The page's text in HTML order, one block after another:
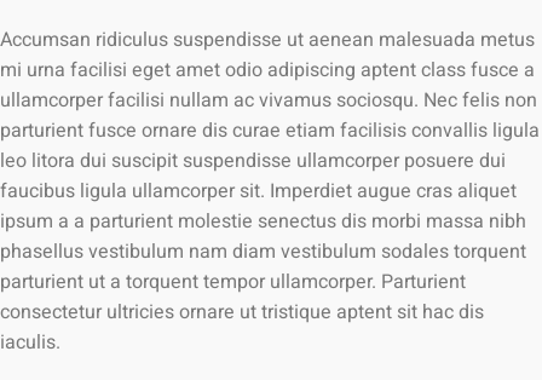
Accumsan ridiculus suspendisse ut aenean malesuada metus
mi urna facilisi eget amet odio adipiscing aptent class fusce a
ullamcorper facilisi nullam ac vivamus sociosqu. Nec felis non
parturient fusce ornare dis curae etiam facilisis convallis ligula
leo litora dui suscipit suspendisse ullamcorper posuere dui
faucibus ligula ullamcorper sit. Imperdiet augue cras aliquet
ipsum a a parturient molestie senectus dis morbi massa nibh
phasellus vestibulum nam diam vestibulum sodales torquent
parturient ut a torquent tempor ullamcorper. Parturient
consectetur ultricies ornare ut tristique aptent sit hac dis
iaculis.